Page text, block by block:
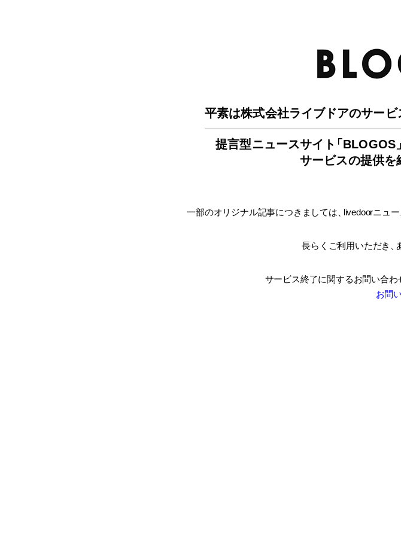
平素は株式会社ライブドアのサービ
提言型ニュースサイ ト「BLOGOS」
サービスの提供を
一部のオリジナル記事につきましては livedoorニュ
長らくご利用いただき
サービス終了に関するお問い合わ
お問